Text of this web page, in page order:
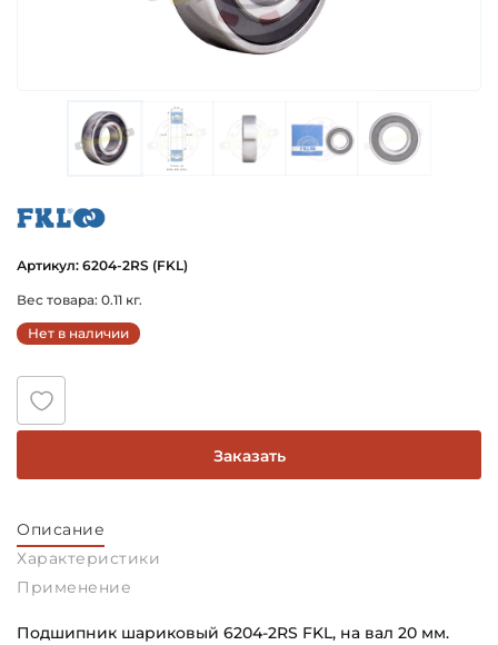
Артикул: 6204-2RS (FKL)
Вес товара: 0.11 кг.
Нет в наличии
Заказать
Описание
Характеристики
Применение
Подшипник шариковый 6204-2RS FKL, на вал 20 мм.